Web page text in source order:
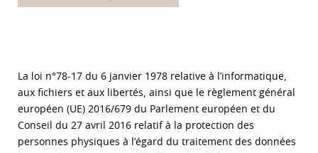
La loi n°78-17 du 6 janvier 1978 relative à l’informatique,
aux fichiers et aux libertés, ainsi que le règlement général
européen (UE) 2016/679 du Parlement européen et du
Conseil du 27 avril 2016 relatif à la protection des
personnes physiques à l’égard du traitement des données